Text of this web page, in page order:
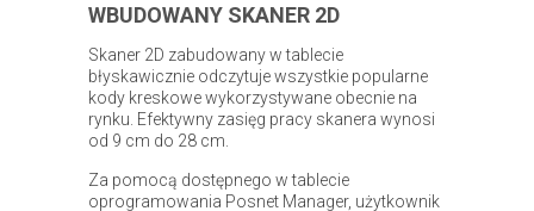
WBUDOWANY SKANER 2D
Skaner 2D zabudowany w tablecie
błyskawicznie odczytuje wszystkie popularne
kody kreskowe wykorzystywane obecnie na
rynku. Efektywny zasięg pracy skanera wynosi
od 9 cm do 28 cm.
Za pomocą dostępnego w tablecie
oprogramowania Posnet Manager, użytkownik